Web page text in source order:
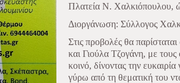
Πλατεία Ν. Χαλκιόπουλου,
Διοργάνωση: Σύλλογος
Στις προβολές θα
και Γιούλα Τζογάνη, με
κοινό, δίνοντας την
γύρω από τη θεματική του